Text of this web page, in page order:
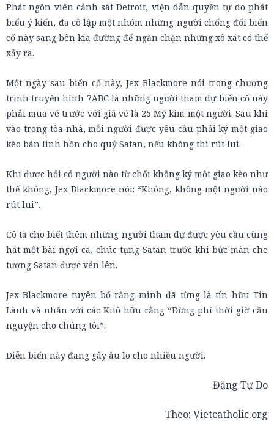
Phát ngôn viên cảnh sát Detroit, viện dẫn quyền tự do phát
biểu ý kiến, đã cô lập một nhóm những người chống đối biến
cố này sang bên kia đường để ngăn chặn những xô xát có thể
xảy ra.
Một ngày sau biến cố này, Jex Blackmore nói trong chương
trình truyền hình 7ABC là những người tham dự biến cố này
phải mua vé trước với giá vé là 25 Mỹ kim một người. Sau khi
vào trong tòa nhà, mỗi người được yêu cầu phải ký một giao
kèo bán linh hồn cho quỷ Satan, nếu không thì rút lui.
Khi được hỏi có người nào từ chối không ký một giao kèo như
thế không, Jex Blackmore nói: “Không, không một người nào
rút lui”.
Cô ta cho biết thêm những người tham dự được yêu cầu cùng
hát một bài ngợi ca, chúc tụng Satan trước khi bức màn che
tượng Satan được vén lên.
Jex Blackmore tuyên bố rằng mình đã từng là tín hữu Tin
Lành và nhắn với các Kitô hữu rằng “Đừng phí thời giờ cầu
nguyện cho chúng tôi”.
Diễn biến này đang gây âu lo cho nhiều người.
Đặng Tự Do
Theo: Vietcatholic.org